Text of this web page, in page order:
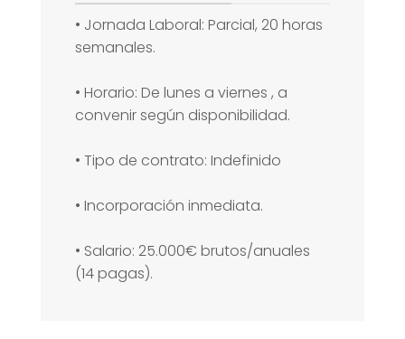
• Jornada Laboral: Parcial, 20 horas
semanales.
• Horario: De lunes a viernes , a
convenir según disponibilidad.
• Tipo de contrato: Indefinido
• Incorporación inmediata.
• Salario: 25.000€ brutos/anuales
(14 pagas).